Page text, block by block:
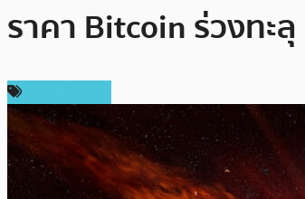
ราคา Bitcoin ร่วงทะ